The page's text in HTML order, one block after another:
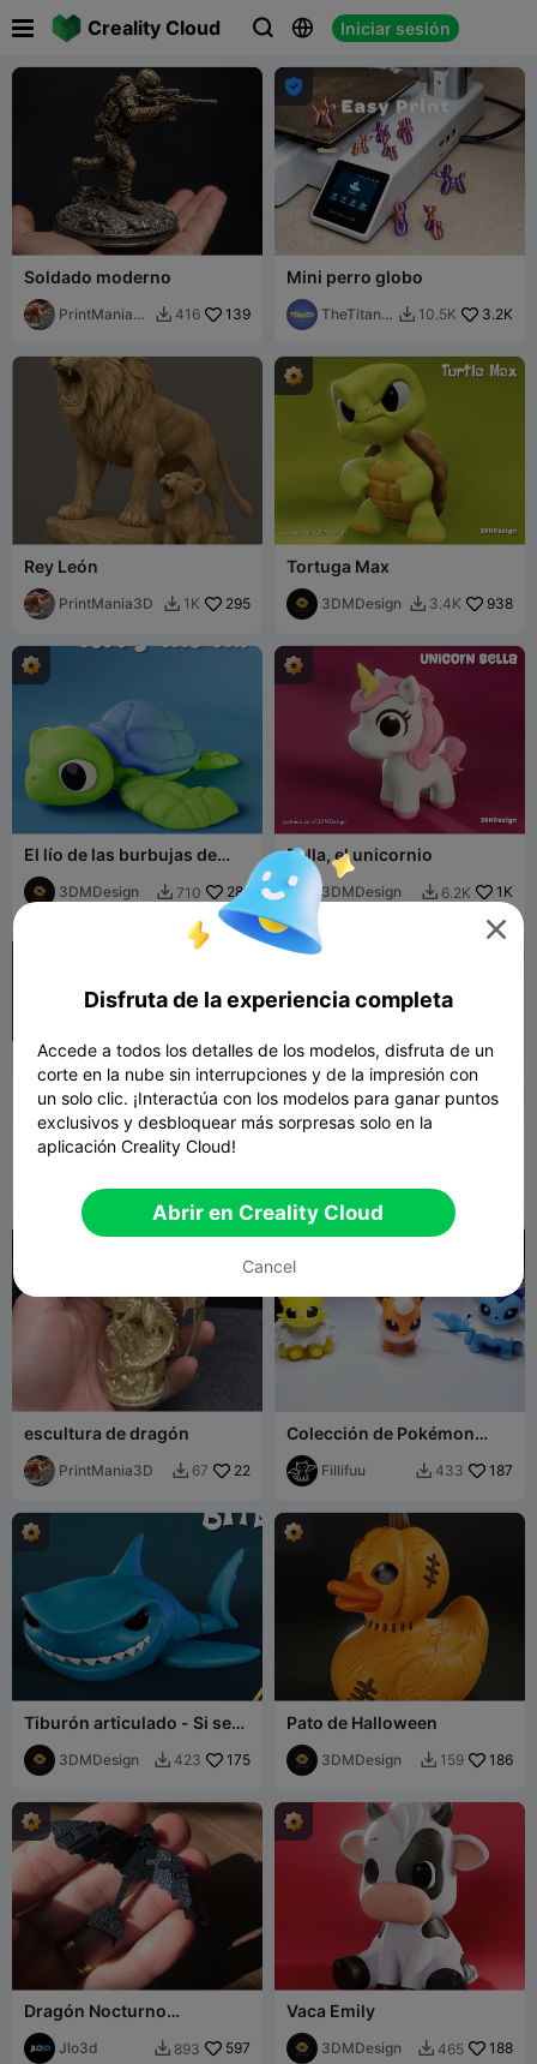
Creality Cloud   Iniciar sesión
 
Soldado moderno
PrintMania3
 416 139

Mini perro globo
TheTitan3
 10.5K 3.2K
Rey León
PrintMania3D  1K 295
Tortuga Max
3DMDesign  3.4K 938
El lío de las burbujas de
Terry
3DMDesign  710 281
Bella, el unicornio
3DMDesign  6.2K 1K
Colección Chibi Pokémon
escultura de dragón
PrintMania3D  67 22
Colección de Pokémon
Chibi
Fillifuu  433 187
Tiburón articulado - Si se
mueve, puede ser comida
🦈😂 3DMDesign  423 175
Pato de Halloween
3DMDesign  159 186
Dragón Nocturno
Articulado
Jlo3d  893 597
Vaca Emily
3DMDesign  465 188

Disfruta de la experiencia completa
Accede a todos los detalles de los modelos, disfruta de un
corte en la nube sin interrupciones y de la impresión con
un solo clic. ¡Interactúa con los modelos para ganar puntos
exclusivos y desbloquear más sorpresas solo en la
aplicación Creality Cloud!
Abrir en Creality Cloud
Cancel